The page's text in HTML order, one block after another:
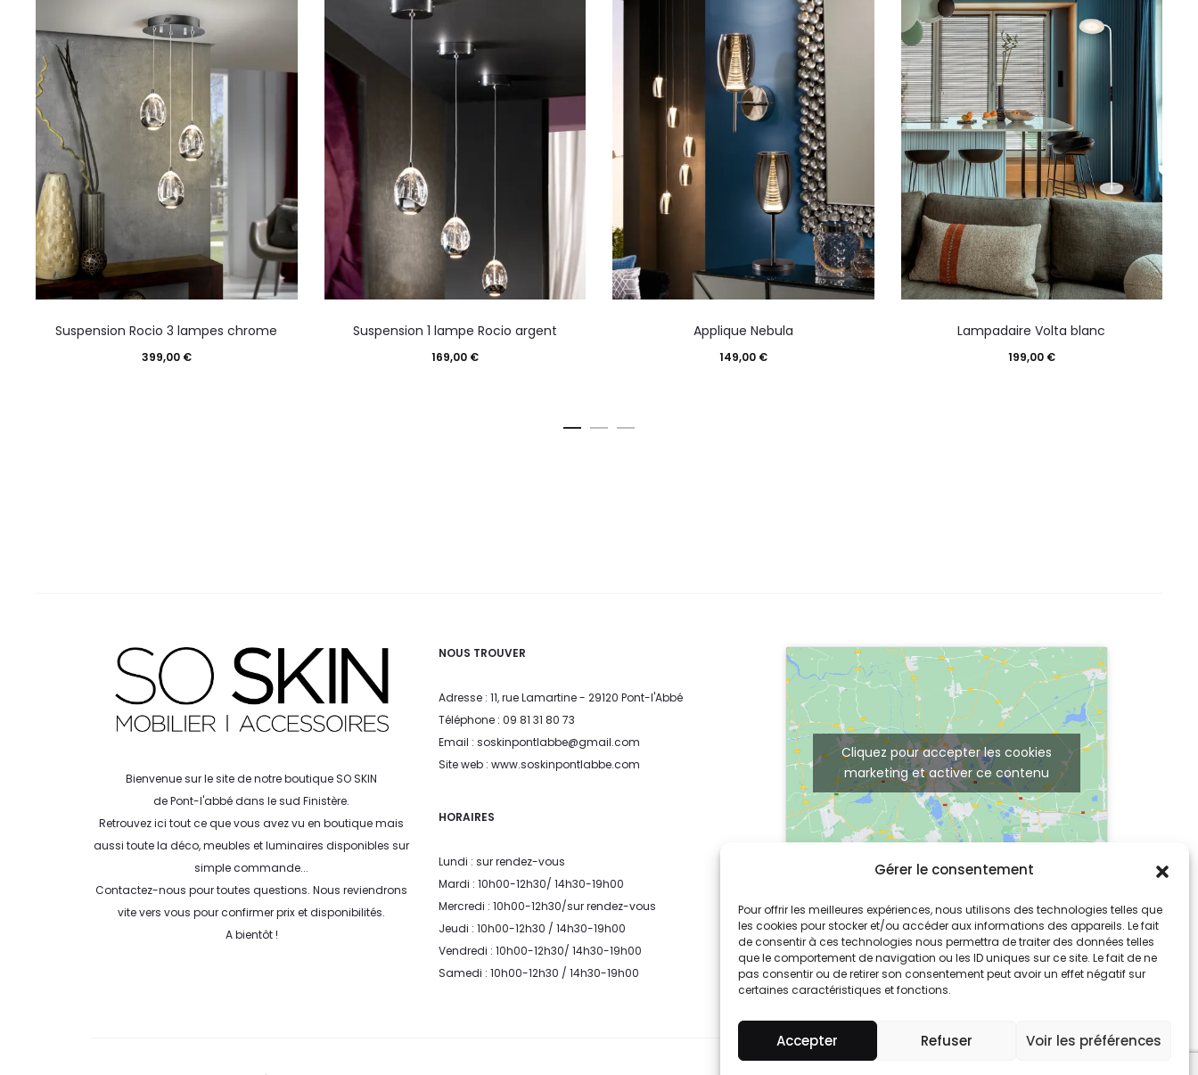
Gérer le consentement
Pour offrir les meilleures expériences, nous utilisons des technologies telles que
les cookies pour stocker et/ou accéder aux informations des appareils. Le fait
de consentir à ces technologies nous permettra de traiter des données telles
que le comportement de navigation ou les ID uniques sur ce site. Le fait de ne
pas consentir ou de retirer son consentement peut avoir un effet négatif sur
certaines caractéristiques et fonctions.
Accepter Refuser Voir les préférences
Suspension Rocio 3 lampes chrome
399,00 €
Suspension 1 lampe Rocio argent
169,00 €
Applique Nebula
149,00 €
Lampadaire Volta blanc
199,00 €
Bienvenue sur le site de notre boutique SO SKIN
de Pont-l'abbé dans le sud Finistère.
Retrouvez ici tout ce que vous avez vu en boutique mais
aussi toute la déco, meubles et luminaires disponibles sur
simple commande...
Contactez-nous pour toutes questions. Nous reviendrons
vite vers vous pour confirmer prix et disponibilités.
A bientôt !
NOUS TROUVER
Adresse : 11, rue Lamartine - 29120 Pont-l'Abbé
Téléphone : 09 81 31 80 73
Email : soskinpontlabbe@gmail.com
Site web : www.soskinpontlabbe.com
HORAIRES
Lundi : sur rendez-vous
Mardi : 10h00-12h30/ 14h30-19h00
Mercredi : 10h00-12h30/sur rendez-vous
Jeudi : 10h00-12h30 / 14h30-19h00
Vendredi : 10h00-12h30/ 14h30-19h00
Samedi : 10h00-12h30 / 14h30-19h00
Cliquez pour accepter les cookies
marketing et activer ce contenu